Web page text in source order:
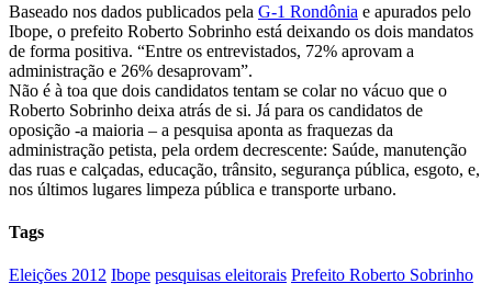
Baseado nos dados publicados pela G-1 Rondônia e apurados pelo
Ibope, o prefeito Roberto Sobrinho está deixando os dois mandatos
de forma positiva. “Entre os entrevistados, 72% aprovam a
administração e 26% desaprovam”.
Não é à toa que dois candidatos tentam se colar no vácuo que o
Roberto Sobrinho deixa atrás de si. Já para os candidatos de
oposição -a maioria – a pesquisa aponta as fraquezas da
administração petista, pela ordem decrescente: Saúde, manutenção
das ruas e calçadas, educação, trânsito, segurança pública, esgoto, e,
nos últimos lugares limpeza pública e transporte urbano.
Tags
Eleições 2012 Ibope pesquisas eleitorais Prefeito Roberto Sobrinho